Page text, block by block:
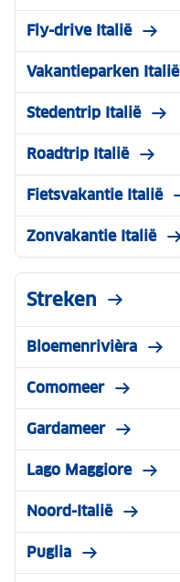
Fly-drive Italië
Vakantieparken Italië
Stedentrip Italië
Roadtrip Italië
Fietsvakantie Italië
Zonvakantie Italië
Streken
Bloemenrivièra
Comomeer
Gardameer
Lago Maggiore
Noord-Italië
Puglia